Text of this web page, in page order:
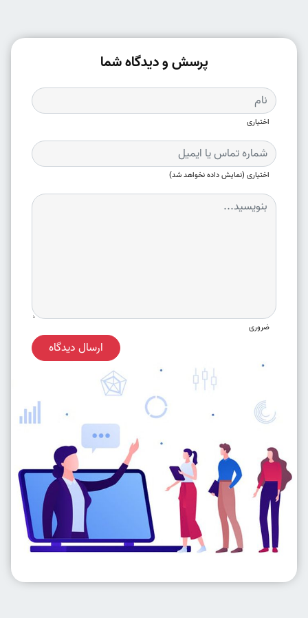
پرسش و دیدگاه شما
اختیاری
اختیاری (نمایش داده نخواهد شد)
ضروری
ارسال دیدگاه